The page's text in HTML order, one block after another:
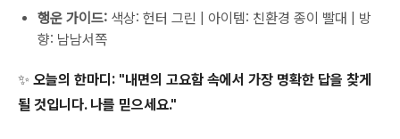
행운 가이드: 색상: 헌터 그린 | 아이템: 친환경 종이 빨대 | 방
향: 남남서쪽
✨ 오늘의 한마디: "내면의 고요함 속에서 가장 명확한 답을 찾게
될 것입니다. 나를 믿으세요."